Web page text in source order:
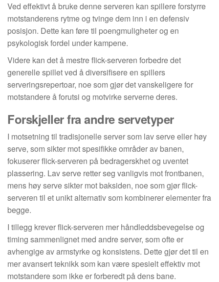
Ved effektivt å bruke denne serveren kan spillere forstyrre
motstanderens rytme og tvinge dem inn i en defensiv
posisjon. Dette kan føre til poengmuligheter og en
psykologisk fordel under kampene.
Videre kan det å mestre flick-serveren forbedre det
generelle spillet ved å diversifisere en spillers
serveringsrepertoar, noe som gjør det vanskeligere for
motstandere å forutsi og motvirke serverne deres.
Forskjeller fra andre servetyper
I motsetning til tradisjonelle server som lav serve eller høy
serve, som sikter mot spesifikke områder av banen,
fokuserer flick-serveren på bedragerskhet og uventet
plassering. Lav serve retter seg vanligvis mot frontbanen,
mens høy serve sikter mot baksiden, noe som gjør flick-
serveren til et unikt alternativ som kombinerer elementer fra
begge.
I tillegg krever flick-serveren mer håndleddsbevegelse og
timing sammenlignet med andre server, som ofte er
avhengige av armstyrke og konsistens. Dette gjør det til en
mer avansert teknikk som kan være spesielt effektiv mot
motstandere som ikke er forberedt på dens bane.